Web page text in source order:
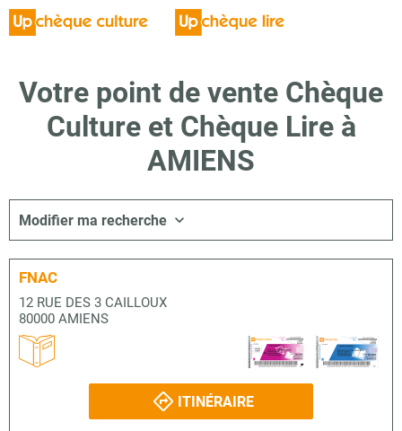
Votre point de vente Chèque
Culture et Chèque Lire à
AMIENS
Modifier ma recherche
FNAC
12 RUE DES 3 CAILLOUX
80000 AMIENS
ITINÉRAIRE